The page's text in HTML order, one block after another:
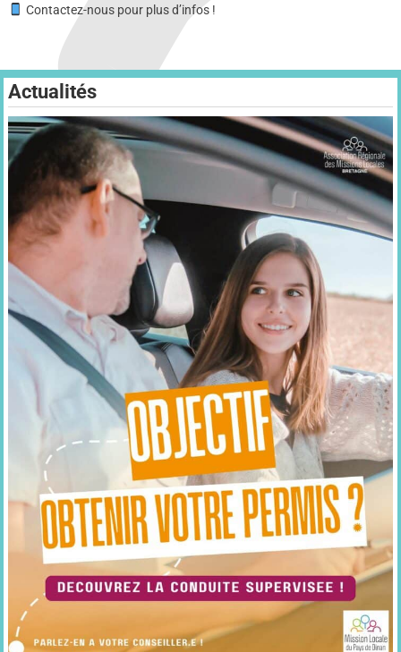
Contactez-nous pour plus d’infos !
Actualités